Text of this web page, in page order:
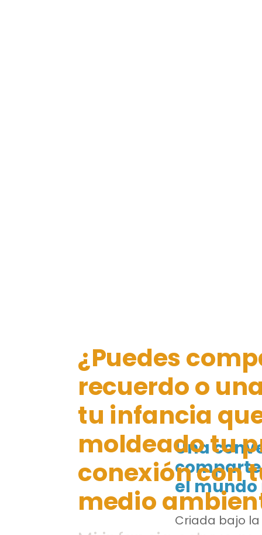
Una
el
Criada bajo
¿Puedes
recuerdo o
tu infancia
moldeado tu
conexión con
medio